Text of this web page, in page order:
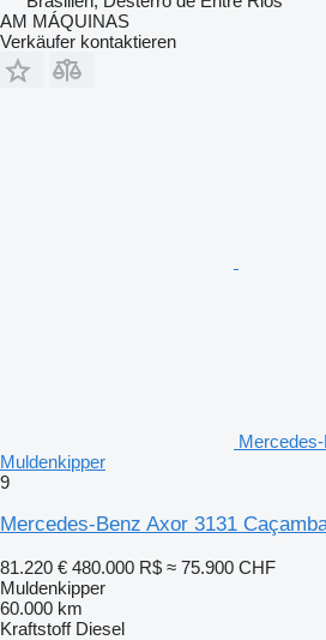
AM MÁQUINAS
Verkäufer kontaktieren
Muldenkipper
9
Mercedes-Benz Axor 3131
81.220 € 480.000 R$ ≈ 75.900 CHF
Muldenkipper
60.000 km
Kraftstoff Diesel